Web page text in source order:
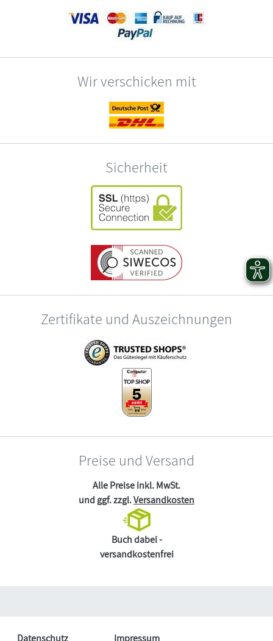
Wir verschicken mit
Sicherheit
Zertifikate und Auszeichnungen
Preise und Versand
Alle Preise inkl. MwSt.
und ggf. zzgl.Versandkosten
Buch dabei -
versandkostenfrei
Datenschutz Impressum